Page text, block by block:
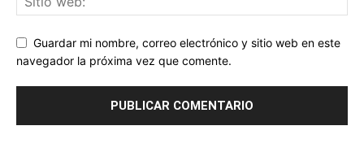
Guardar mi nombre, correo electrónico y sitio web en este
navegador la próxima vez que comente.